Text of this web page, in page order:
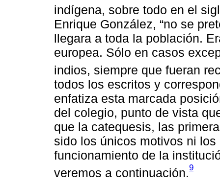
indígena, sobre todo en el
Enrique González, “no se
llegara a toda la población.
europea. Sólo en casos
indios, siempre que fueran
todos los escritos y
enfatiza esta marcada
del colegio, punto de vista
que la catequesis, las
sido los únicos motivos ni
funcionamiento de la
veremos a continuación.9